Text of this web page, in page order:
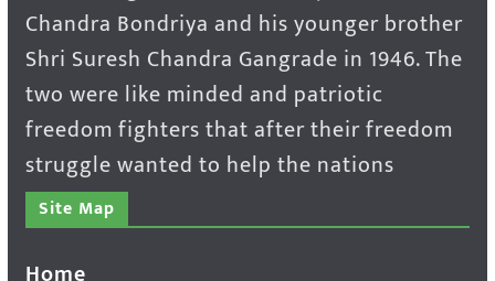
Chandra Bondriya and his younger brother
Shri Suresh Chandra Gangrade in 1946. The
two were like minded and patriotic
freedom fighters that after their freedom
struggle wanted to help the nations
Site Map